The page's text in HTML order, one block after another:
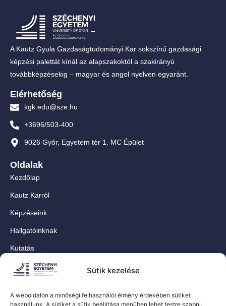
Sütik kezelése
A weboldalon a minőségi felhasználói élmény érdekében sütiket
használunk. A sütiket a sütik beállítása menüben lehet testre szabni.
A Kautz Gyula Gazdaságtudományi Kar sokszínű gazdasági
képzési palettát kínál az alapszakoktól a szakirányú
továbbképzésekig – magyar és angol nyelven egyaránt.
Elérhetőség
kgk.edu@sze.hu
+3696/503-400
9026 Győr, Egyetem tér 1. MC Épület
Oldalak
Kezdőlap
Kautz Karról
Képzéseink
Hallgatóinknak
Kutatás
Munkatársainknak
For Our International Students